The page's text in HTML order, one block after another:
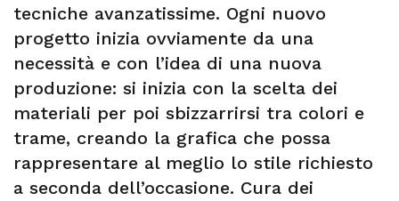
tecniche avanzatissime. Ogni nuovo
progetto inizia ovviamente da una
necessità e con l’idea di una nuova
produzione: si inizia con la scelta dei
materiali per poi sbizzarrirsi tra colori e
trame, creando la grafica che possa
rappresentare al meglio lo stile richiesto
a seconda dell’occasione. Cura dei